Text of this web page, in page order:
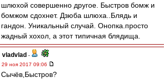
шлюхой совершенно другое. Быстров бомж и
бомжом сдохнет. Дзюба шлюха..Блядь и
гандон. Уникальный случай. Онопка.просто
жадный хохол, а этот типичная блядища.
vladvlad -
29 ноя 2017 09:06
Сычёв,Быстров?